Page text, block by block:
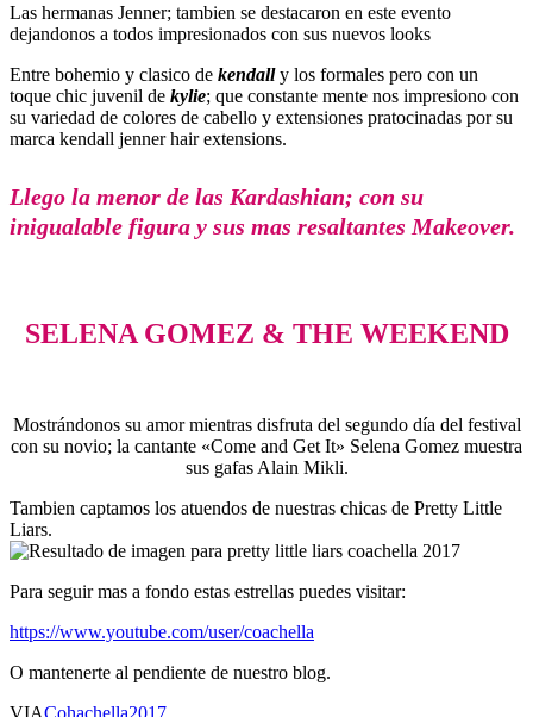
Las hermanas Jenner; tambien se destacaron en este evento
dejandonos a todos impresionados con sus nuevos looks
Entre bohemio y clasico de kendall y los formales pero con un
toque chic juvenil de kylie; que constante mente nos impresiono con
su variedad de colores de cabello y extensiones pratocinadas por su
marca kendall jenner hair extensions.
Llego la menor de las Kardashian; con su
inigualable figura y sus mas resaltantes Makeover.
SELENA GOMEZ & THE WEEKEND
Mostrándonos su amor mientras disfruta del segundo día del festival
con su novio; la cantante «Come and Get It» Selena Gomez muestra
sus gafas Alain Mikli.
Tambien captamos los atuendos de nuestras chicas de Pretty Little
Liars.
Para seguir mas a fondo estas estrellas puedes visitar:
https://www.youtube.com/user/coachella
O mantenerte al pendiente de nuestro blog.